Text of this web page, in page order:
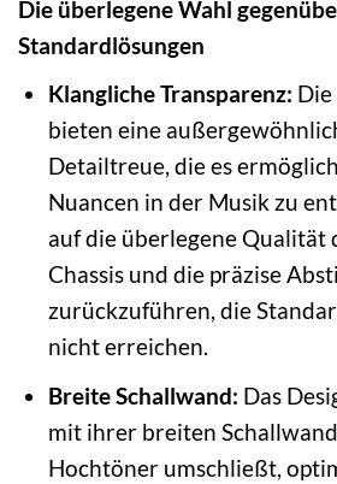
Die überlegene Wahl
Standardlösungen
Klangliche Transparenz: Die
bieten eine
Detailtreue, die es
Nuancen in der Musik zu
auf die überlegene Qualität
Chassis und die präzise
zurückzuführen, die
nicht erreichen.
Breite Schallwand: Das
mit ihrer breiten
Hochtöner umschließt,